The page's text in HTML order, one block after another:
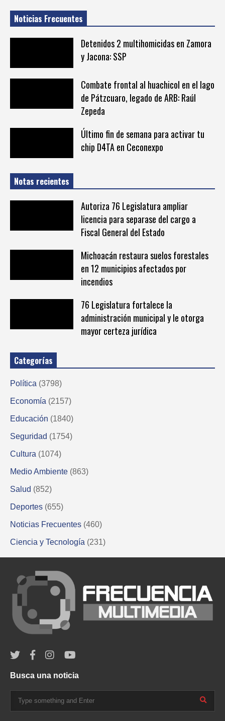
Noticias Frecuentes
Detenidos 2 multihomicidas en Zamora
y Jacona: SSP
Combate frontal al huachicol en el lago
de Pátzcuaro, legado de ARB: Raúl
Zepeda
Último fin de semana para activar tu
chip D4TA en Ceconexpo
Notas recientes
Autoriza 76 Legislatura ampliar
licencia para separase del cargo a
Fiscal General del Estado
Michoacán restaura suelos forestales
en 12 municipios afectados por
incendios
76 Legislatura fortalece la
administración municipal y le otorga
mayor certeza jurídica
Categorías
Política (3798)
Economía (2157)
Educación (1840)
Seguridad (1754)
Cultura (1074)
Medio Ambiente (863)
Salud (852)
Deportes (655)
Noticias Frecuentes (460)
Ciencia y Tecnología (231)
Busca una noticia